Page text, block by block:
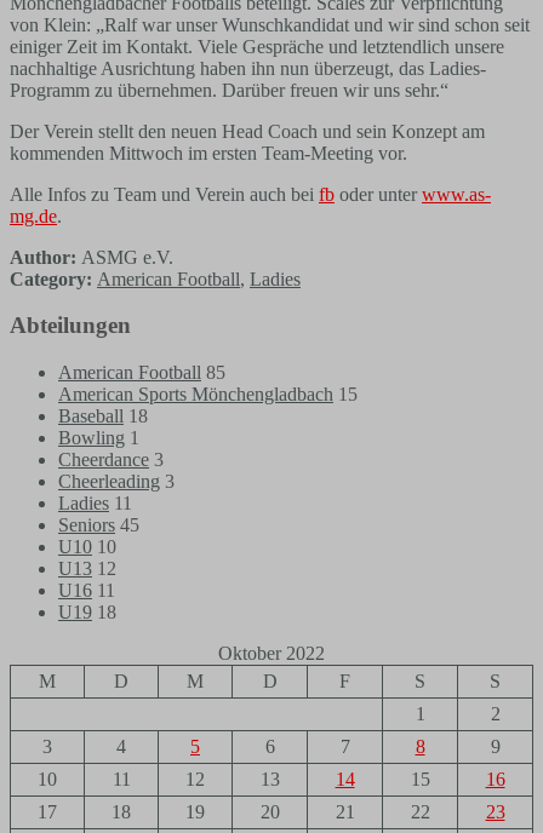
von Klein: „Ralf war unser Wunschkandidat und wir sind schon seit
einiger Zeit im Kontakt. Viele Gespräche und letztendlich unsere
nachhaltige Ausrichtung haben ihn nun überzeugt, das Ladies-
Programm zu übernehmen. Darüber freuen wir uns sehr.“
Der Verein stellt den neuen Head Coach und sein Konzept am
kommenden Mittwoch im ersten Team-Meeting vor.
Alle Infos zu Team und Verein auch bei fb oder unterwww.as-
mg.de.
Author: ASMG e.V.
Category: American Football, Ladies
Abteilungen
American Football 85
American Sports Mönchengladbach 15
Baseball 18
Bowling 1
Cheerdance 3
Cheerleading 3
Ladies 11
Seniors 45
U10 10
U13 12
U16 11
U19 18
Oktober 2022
M
D M D F S
S
1
2
3
4 5 6 7 8
9
10
11 12 13 14 15
16
17
18 19 20 21 22
23